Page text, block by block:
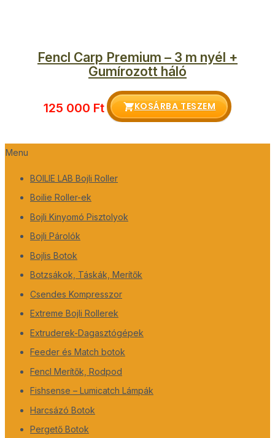
Menu
BOILIE LAB Bojli Roller
Boilie Roller-ek
Bojli Kinyomó Pisztolyok
Bojli Párolók
Bojlis Botok
Botzsákok, Táskák, Merítők
Csendes Kompresszor
Extreme Bojli Rollerek
Extruderek-Dagasztógépek
Feeder és Match botok
Fencl Merítők, Rodpod
Fishsense – Lumicatch Lámpák
Harcsázó Botok
Pergető Botok
Fencl Carp Premium – 3 m nyél +
Gumírozott háló
125 000 Ft KOSÁRBA TESZEM